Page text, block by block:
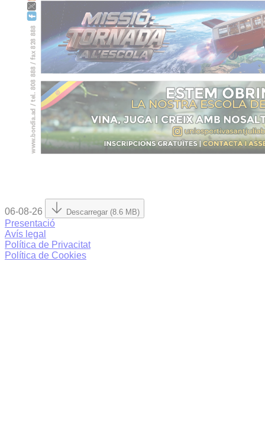
06-08-26 Descarregar (8.6 MB)
Presentació
Avís legal
Política de Privacitat
Política de Cookies